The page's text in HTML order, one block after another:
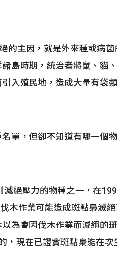
的主因，就是外來種或病菌
島時期，統治者將鼠、貓
入殖民地，造成大量有袋
單，但卻不知道有哪一個
壓力的物種之一，在
木作業可能造成斑點梟滅
為會因伐木作業而滅絕的
，現在已證實斑點梟能在次